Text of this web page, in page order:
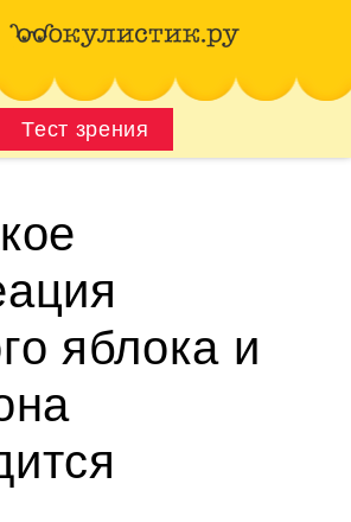
Тест зрения
яблока и